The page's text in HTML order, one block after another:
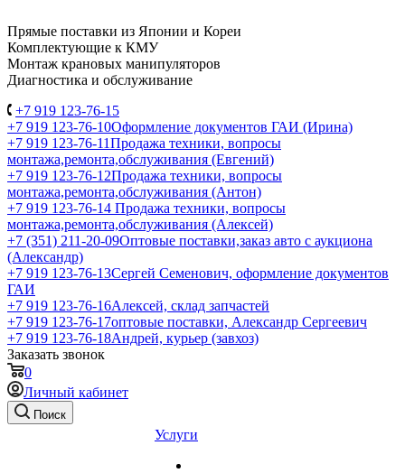
Прямые поставки из Японии и Кореи
Комплектующие к КМУ
Монтаж крановых манипуляторов
Диагностика и обслуживание
+7 919 123-76-15
+7 919 123-76-10Оформление документов ГАИ (Ирина)
+7 919 123-76-11Продажа техники, вопросы
монтажа,ремонта,обслуживания (Евгений)
+7 919 123-76-12Продажа техники, вопросы
монтажа,ремонта,обслуживания (Антон)
+7 919 123-76-14 Продажа техники, вопросы
монтажа,ремонта,обслуживания (Алексей)
+7 (351) 211-20-09Оптовые поставки,заказ авто с аукциона
(Александр)
+7 919 123-76-13Сергей Семенович, оформление документов
ГАИ
+7 919 123-76-16Алексей, склад запчастей
+7 919 123-76-17оптовые поставки, Александр Сергеевич
+7 919 123-76-18Андрей, курьер (завхоз)
Заказать звонок
0
Личный кабинет
Поиск
Услуги